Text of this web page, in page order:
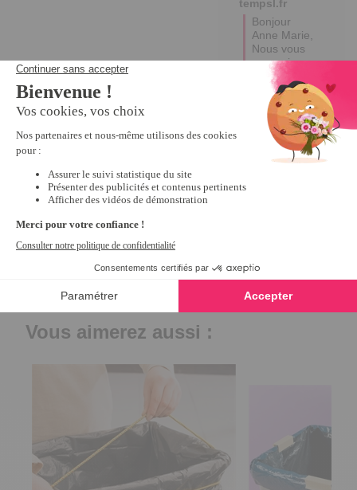
tempsl.fr
Bonjour
Anne Marie,
Nous vous
remercions
sincèrement
pour votre
retour positif
Excellente
journée.
Emma
Vous aimerez aussi :